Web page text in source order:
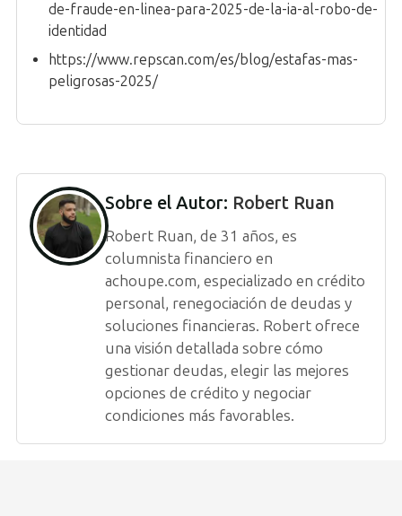
de-fraude-en-linea-para-2025-de-la-ia-al-robo-de-
identidad
https://www.repscan.com/es/blog/estafas-mas-
peligrosas-2025/
Sobre el Autor: Robert Ruan
Robert Ruan, de 31 años, es
columnista financiero en
achoupe.com, especializado en crédito
personal, renegociación de deudas y
soluciones financieras. Robert ofrece
una visión detallada sobre cómo
gestionar deudas, elegir las mejores
opciones de crédito y negociar
condiciones más favorables.